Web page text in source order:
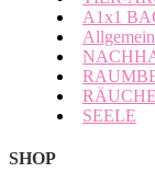
A1x1
Allgemein
SEELE
SHOP